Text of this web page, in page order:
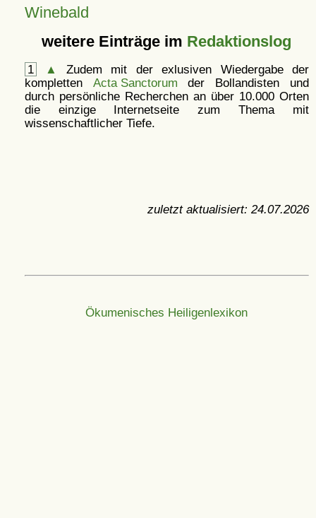
Winebald
weitere Einträge im Redaktionslog
1 ▲
Zudem mit der exlusiven Wiedergabe der
kompletten Acta Sanctorum der Bollandisten und
durch persönliche Recherchen an über 10.000 Orten
die einzige Internetseite zum Thema mit
wissenschaftlicher Tiefe.
zuletzt aktualisiert: 24.07.2026
Ökumenisches Heiligenlexikon